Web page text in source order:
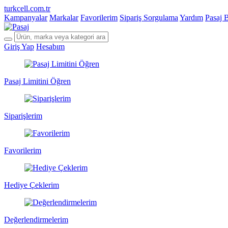
turkcell.com.tr
Kampanyalar Markalar Favorilerim Sipariş Sorgulama Yardım Pasaj
Giriş Yap Hesabım
Pasaj Limitini Öğren
Siparişlerim
Favorilerim
Hediye Çeklerim
Değerlendirmelerim